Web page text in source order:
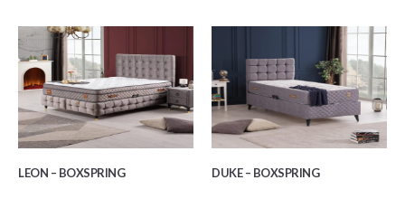
LEON – BOXSPRING DUKE – BOXSPRING